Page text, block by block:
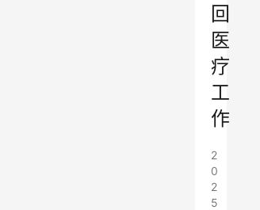
回
医
疗
工
作
2
0
2
5